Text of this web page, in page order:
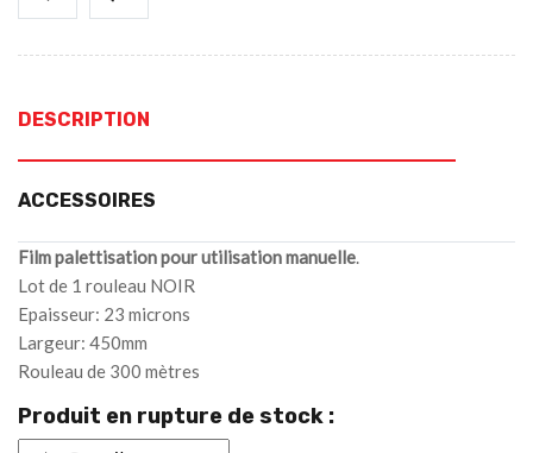
DESCRIPTION
ACCESSOIRES
Film palettisation pour utilisation manuelle.
Lot de 1 rouleau NOIR
Epaisseur: 23 microns
Largeur: 450mm
Rouleau de 300 mètres
Produit en rupture de stock :